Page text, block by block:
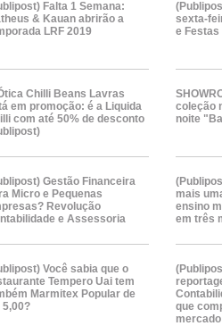
Falta 1 Semana:
& Kauan abrirão a
LRF 2019
sexta-
e Festas
Chilli Beans Lavras
em promoção: é a Liquida
com até 50% de desconto
coleção
noite
Gestão Financeira
Micro e Pequenas
Revolução
e Assessoria
mais
ensino
em três
Você sabia que o
Tempero Uai tem
Marmitex Popular de
5,00?
que
mercado